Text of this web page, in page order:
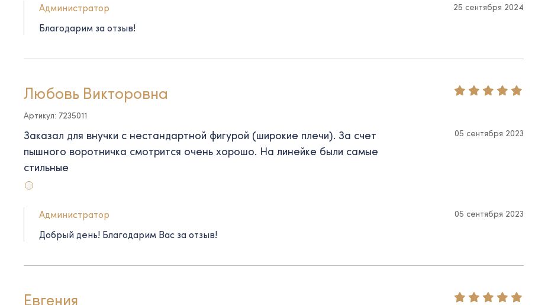
Администратор 25 сентября 2024
Благодарим за отзыв!
Любовь Викторовна
Артикул: 7235011
Заказал для внучки с нестандартной фигурой (широкие плечи). За счет
пышного воротничка смотрится очень хорошо. На линейке были самые
стильные
05 сентября 2023
Администратор 05 сентября 2023
Добрый день! Благодарим Вас за отзыв!
Евгения